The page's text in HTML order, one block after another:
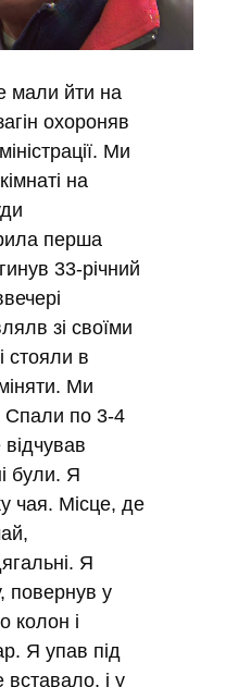
мали йти на
охороняв
Ми
на
перша
33-річний
зі своїми
стояли в
Ми
Спали по 3-4
були. Я
чая. Місце, де
Я
повернув у
колон і
Я упав під
вставало, і у